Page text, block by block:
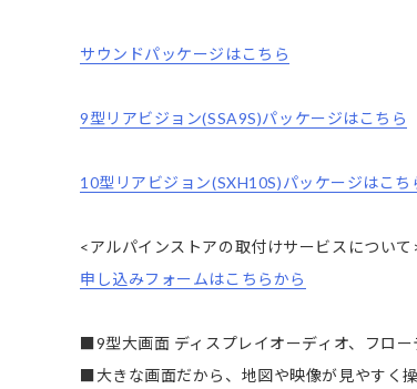
サウンドパッケージはこちら
9型リアビジョン(SSA9S)パッケージはこちら
10型リアビジョン(SXH10S)パッケージはこち
<アルパインストアの取付けサービスについて
申し込みフォームはこちらから
■9型大画面 ディスプレイオーディオ、フロー
■大きな画面だから、地図や映像が見やすく